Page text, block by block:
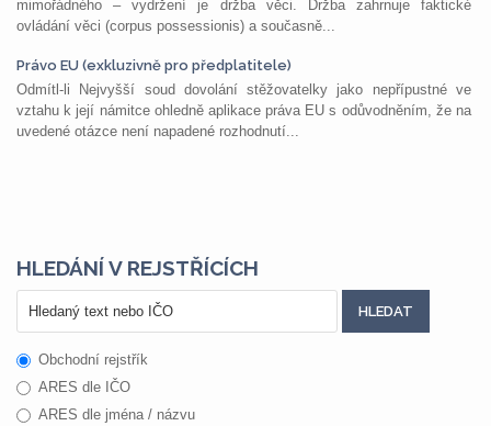
mimořádného – vydržení je držba věci. Držba zahrnuje faktické
ovládání věci (corpus possessionis) a současně...
Právo EU (exkluzivně pro předplatitele)
Odmítl-li Nejvyšší soud dovolání stěžovatelky jako nepřípustné ve
vztahu k její námitce ohledně aplikace práva EU s odůvodněním, že na
uvedené otázce není napadené rozhodnutí...
HLEDÁNÍ V REJSTŘÍCÍCH
Obchodní rejstřík
ARES dle IČO
ARES dle jména / názvu